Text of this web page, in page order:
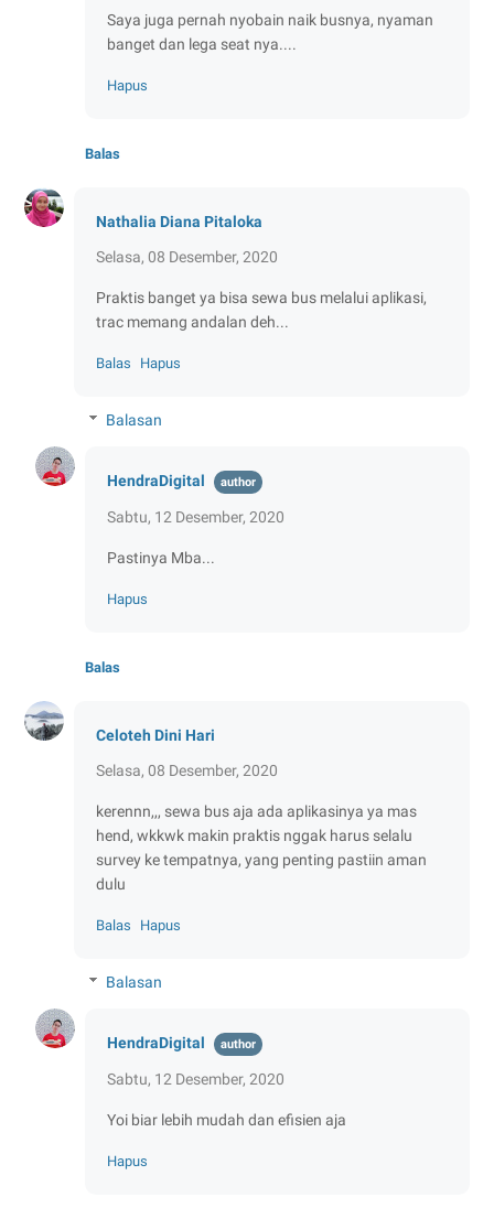
Saya juga pernah nyobain naik busnya, nyaman
banget dan lega seat nya....
Hapus
Balas
Nathalia Diana Pitaloka
Selasa, 08 Desember, 2020
Praktis banget ya bisa sewa bus melalui aplikasi,
trac memang andalan deh...
Balas Hapus
Balasan
HendraDigital
Sabtu, 12 Desember, 2020
Pastinya Mba...
Hapus
Balas
Celoteh Dini Hari
Selasa, 08 Desember, 2020
kerennn,,, sewa bus aja ada aplikasinya ya mas
hend, wkkwk makin praktis nggak harus selalu
survey ke tempatnya, yang penting pastiin aman
dulu
Balas Hapus
Balasan
HendraDigital
Sabtu, 12 Desember, 2020
Yoi biar lebih mudah dan efisien aja
Hapus